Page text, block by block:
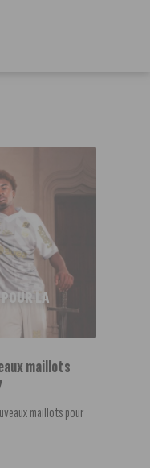
LA
maillots
maillots pour